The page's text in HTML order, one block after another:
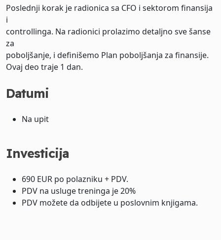
Poslednji korak je radionica sa CFO i sektorom finansija
i
controllinga. Na radionici prolazimo detaljno sve šanse
za
poboljšanje, i definišemo Plan poboljšanja za finansije.
Ovaj deo traje 1 dan.
Datumi
Na upit
Investicija
690 EUR po polazniku + PDV.
PDV na usluge treninga je 20%
PDV možete da odbijete u poslovnim knjigama.